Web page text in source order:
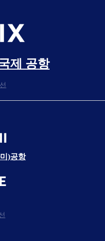
발!
세요.
제 공항
)공항